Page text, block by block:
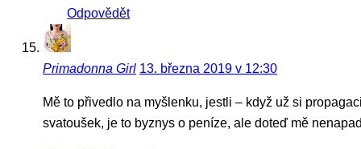
Odpovědět
Primadonna Girl 13. března 2019 v 12:30
Mě to přivedlo na myšlenku, jestli – když už si
svatoušek, je to byznys o peníze, ale doteď mě